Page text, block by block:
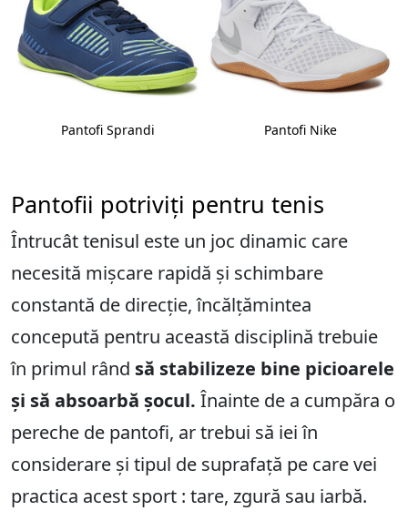
Pantofi Sprandi Pantofi Nike
Pantofii potriviți pentru tenis
Întrucât tenisul este un joc dinamic care
necesită mișcare rapidă și schimbare
constantă de direcție, încălțămintea
concepută pentru această disciplină trebuie
în primul rând să stabilizeze bine picioarele
și să absoarbă șocul. Înainte de a cumpăra o
pereche de pantofi, ar trebui să iei în
considerare și tipul de suprafață pe care vei
practica acest sport : tare, zgură sau iarbă.